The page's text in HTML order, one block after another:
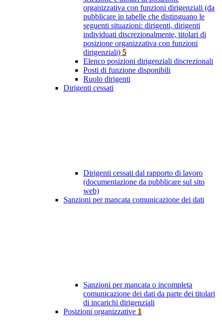
organizzativa con funzioni dirigenziali (da
pubblicare in tabelle che distinguano le
seguenti situazioni: dirigenti, dirigenti
individuati discrezionalmente, titolari di
posizione organizzativa con funzioni
dirigenziali) 5
Elenco posizioni dirigenziali discrezionali
Posti di funzione disponibili
Ruolo dirigenti
Dirigenti cessati
Dirigenti cessati dal rapporto di lavoro
(documentazione da pubblicare sul sito
web)
Sanzioni per mancata comunicazione dei dati
Sanzioni per mancata o incompleta
comunicazione dei dati da parte dei titolari
di incarichi dirigenziali
Posizioni organizzative 1